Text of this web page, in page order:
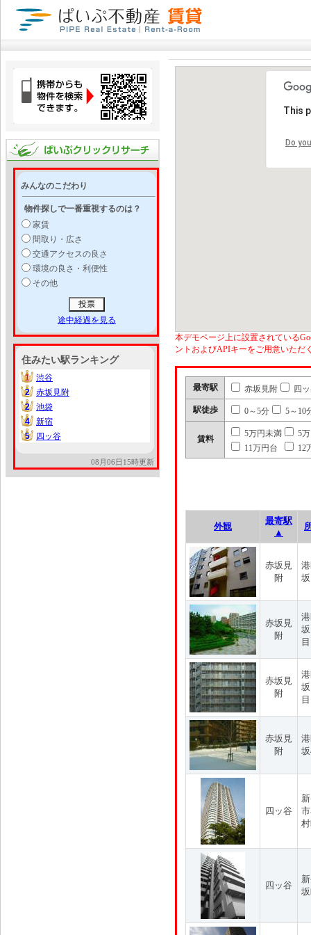
みんなのこだわり
物件探しで一番重視するのは？
家賃
間取り・広さ
交通アクセスの良さ
環境の良さ・利便性
その他
途中経過を見る
住みたい駅ランキング
1
1
渋谷
2
2
赤坂見附
2
2
池袋
4
4
新宿
5
5 四ッ谷
08月06日15時更新
This
Do
本デモページ上に設置されている
ントおよびAPIキーをご用意いただ
最寄駅 赤坂見附 四
駅徒歩 0～5分 5～10
賃料
5万円未満
5
11万円台
12
外観
最寄駅
▲
赤坂見
附
赤坂見
附
目
赤坂見
附
目
赤坂見
附
四ッ谷
四ッ谷